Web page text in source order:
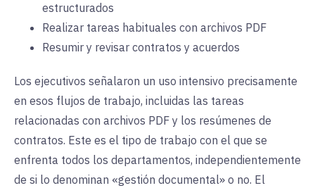
estructurados
Realizar tareas habituales con archivos PDF
Resumir y revisar contratos y acuerdos
Los ejecutivos señalaron un uso intensivo precisamente
en esos flujos de trabajo, incluidas las tareas
relacionadas con archivos PDF y los resúmenes de
contratos. Este es el tipo de trabajo con el que se
enfrenta todos los departamentos, independientemente
de si lo denominan «gestión documental» o no. El